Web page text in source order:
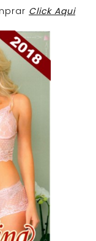
Click Aqui